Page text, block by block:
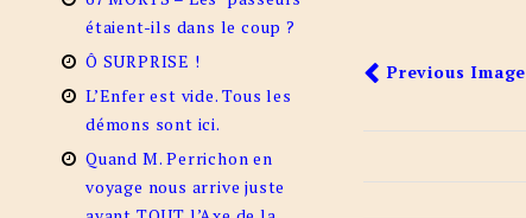
Previous Image
étaient-ils dans le coup ?
Ô SURPRISE !
L’Enfer est vide. Tous les
démons sont ici.
Quand M. Perrichon en
voyage nous arrive juste